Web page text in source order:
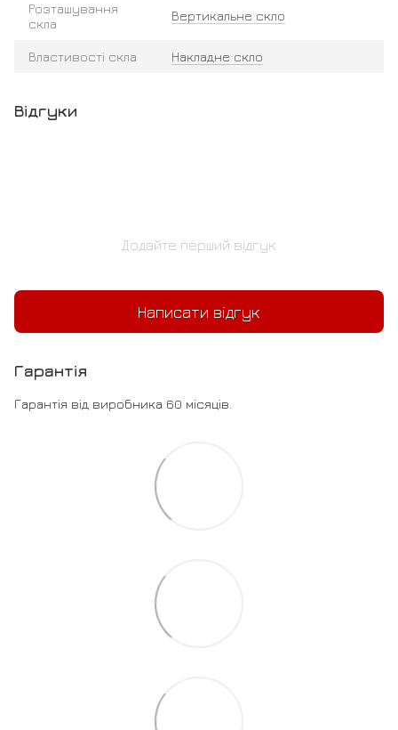
Розташування
скла
Вертикальне скло
Властивості скла Накладне скло
Відгуки
Додайте перший відгук
Написати відгук
Гарантія
Гарантія від виробника 60 місяців.